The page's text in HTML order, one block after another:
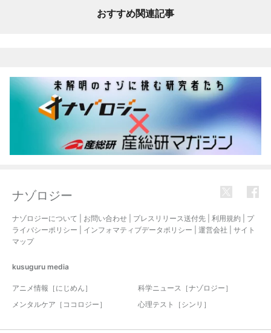
おすすめ関連記事
ナゾロジー
ナゾロジーについて お問い合わせ プレスリリース送付先 利用規約
プ
ライバシーポリシー
インフォマティブデータポリシー 運営会社
サイト
マップ
kusuguru media
アニメ情報［にじめん］
科学ニュース［ナゾロジー］
メンタルケア［ココロジー］
心理テスト［シンリ］